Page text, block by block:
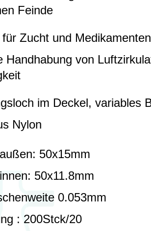
Feinde
für Zucht und
Handhabung von
im Deckel, variables
Nylon
50x15mm
50x11.8mm
0.053mm
: 200Stck/20